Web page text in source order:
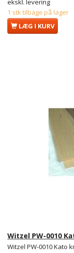
ekskl. levering
1 stk tilbage på lager
LÆG I KURV
Witzel PW-0010
Witzel PW-0010 Kato